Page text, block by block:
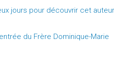
jours pour découvrir cet auteur
du Frère Dominique-Marie